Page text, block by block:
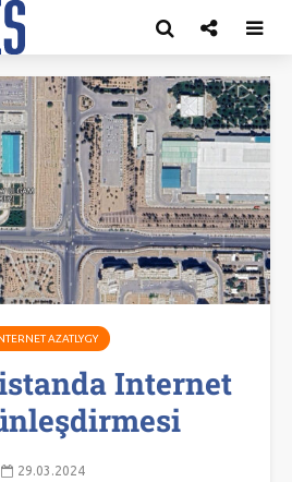
AZATLYGY
Internet
29.03.2024